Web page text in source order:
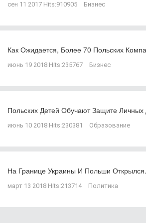
сен 11 2017 Hits:910905 Бизнес
Как Ожидается, Более 70 Польских
июнь 19 2018 Hits:235767 Бизнес
Польских Детей Обучают Защите
июнь 10 2018 Hits:230381 Образование
На Границе Украины И Польши
март 13 2018 Hits:213714 Политика